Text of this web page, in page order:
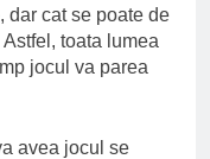
dar cat se poate de
toata lumea
jocul va parea
avea jocul se